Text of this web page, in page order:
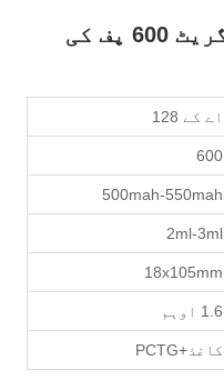
TPD ڈسپوزایبل ای سگریٹ 600 پف کی
اے کے 128
600
500mah-550mah
2ml-3ml
18x105mm
1.6 اوہم
کاغذ+PCTG